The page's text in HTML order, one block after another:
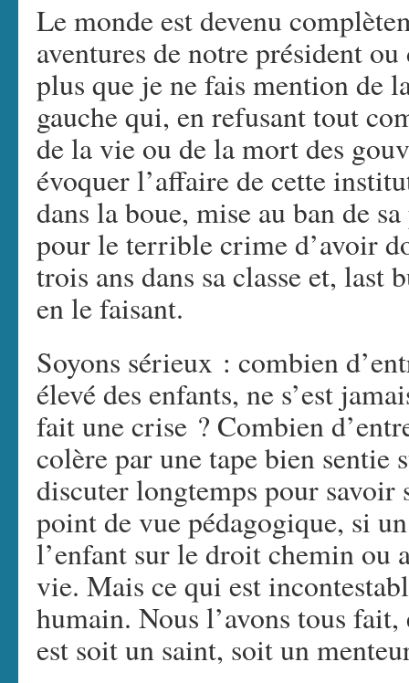
Le monde est devenu
aventures de notre président
plus que je ne fais mention de
gauche qui, en refusant tout
de la vie ou de la mort des
évoquer l’affaire de cette
dans la boue, mise au ban de
pour le terrible crime d’avoir
trois ans dans sa classe et, last
en le faisant.
Soyons sérieux : combien
élevé des enfants, ne s’est
fait une crise ? Combien
colère par une tape bien sentie
discuter longtemps pour savoir
point de vue pédagogique, si
l’enfant sur le droit chemin ou
vie. Mais ce qui est
humain. Nous l’avons tous
est soit un saint, soit un